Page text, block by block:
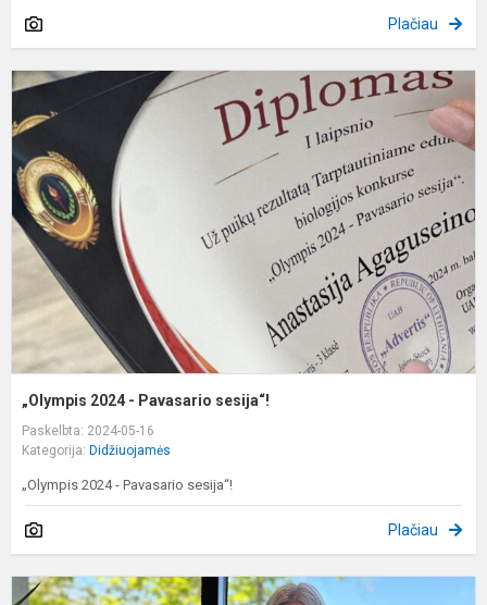
Plačiau
„Olympis 2024 - Pavasario sesija“!
Paskelbta: 2024-05-16
Kategorija: Didžiuojamės
„Olympis 2024 - Pavasario sesija“!
Plačiau